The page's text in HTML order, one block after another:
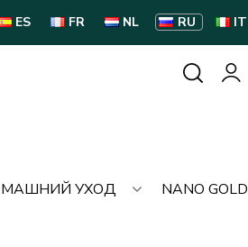
ES FR NL RU IT
УХОД NANO GOLD